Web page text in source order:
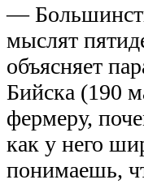
—
мыслят
объясняет
Бийска (190
фермеру,
как у него
понимаешь,